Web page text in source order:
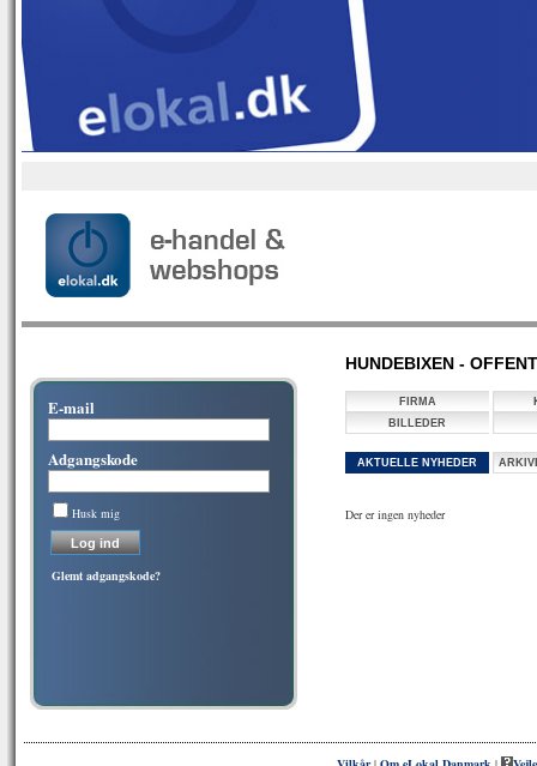
E-mail
Adgangskode
Husk mig
Glemt adgangskode?
HUNDEBIXEN -
FIRMA
BILLEDER
AKTUELLE NYHEDER
Der er ingen nyheder